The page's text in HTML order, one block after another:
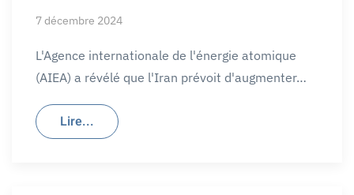
7 décembre 2024
L'Agence internationale de l'énergie atomique
(AIEA) a révélé que l'Iran prévoit d'augmenter…
Lire...